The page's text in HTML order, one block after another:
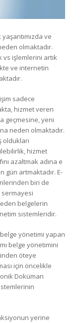
ve
olmaktadır.
vs işlemlerini artık
ve internetin
sadece
hizmet veren
geçmesine, yeni
neden olmaktadır.
oldukları
hizmet
azaltmak adına e
gün artmaktadır. E-
biri de
sermayesi
belgelerin
sistemleridir.
yönetimi yapan
belge yönetimini
öteye
için öncelikle
Doküman
yerine